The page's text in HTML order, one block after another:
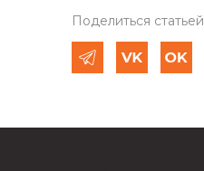
Поделиться статьей